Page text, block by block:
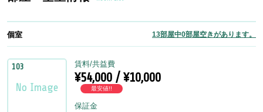
個室 13部屋中0部屋空きがあります。
103 賃料/共益費
¥54,000 / ¥10,000
最安値!!
保証金